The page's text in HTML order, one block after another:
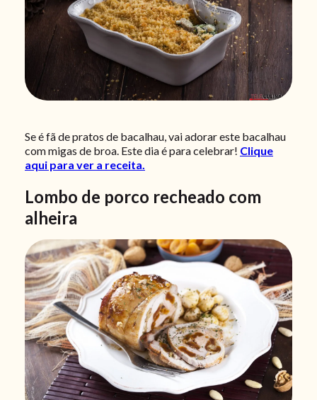
Se é fã de pratos de bacalhau, vai adorar este bacalhau
com migas de broa. Este dia é para celebrar! Clique
aqui para ver a receita.
Lombo de porco recheado com
alheira